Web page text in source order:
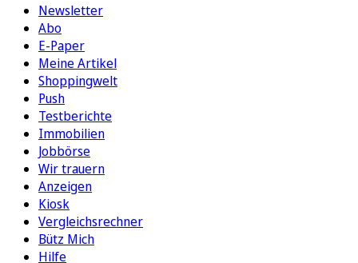
Newsletter
Abo
E-Paper
Meine Artikel
Shoppingwelt
Push
Testberichte
Immobilien
Jobbörse
Wir trauern
Anzeigen
Kiosk
Vergleichsrechner
Bütz Mich
Hilfe